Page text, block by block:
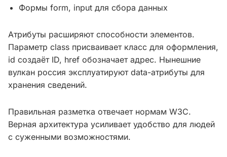
Формы form, input для сбора данных
Атрибуты расширяют способности элементов.
Параметр class присваивает класс для оформления,
id создаёт ID, href обозначает адрес. Нынешние
вулкан россия эксплуатируют data-атрибуты для
хранения сведений.
Правильная разметка отвечает нормам W3C.
Верная архитектура усиливает удобство для людей
с суженными возможностями.